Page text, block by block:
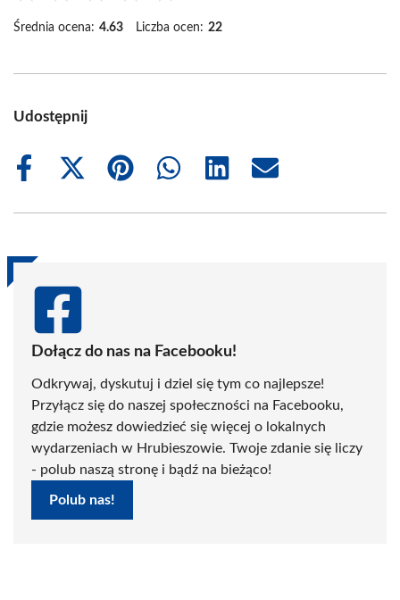
Średnia ocena: 4.63 Liczba ocen: 22
Udostępnij
Share
Share
(Twitter)
Share
Share
Share
Share
Dołącz do nas na Facebooku!
Odkrywaj, dyskutuj i dziel się tym co najlepsze!
Przyłącz się do naszej społeczności na Facebooku,
gdzie możesz dowiedzieć się więcej o lokalnych
wydarzeniach w Hrubieszowie. Twoje zdanie się liczy
- polub naszą stronę i bądź na bieżąco!
Polub nas!